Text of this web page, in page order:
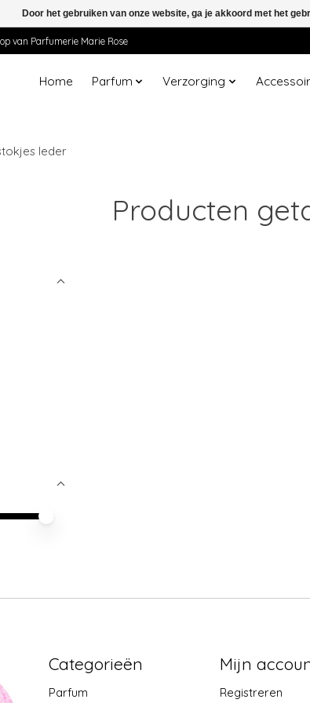
van Parfumerie Marie Rose
Home Parfum Verzorging
leder
Producten
Categorieën
Parfum
Mijn
Registreren
Door het gebruiken van onze website, ga je akkoord met het